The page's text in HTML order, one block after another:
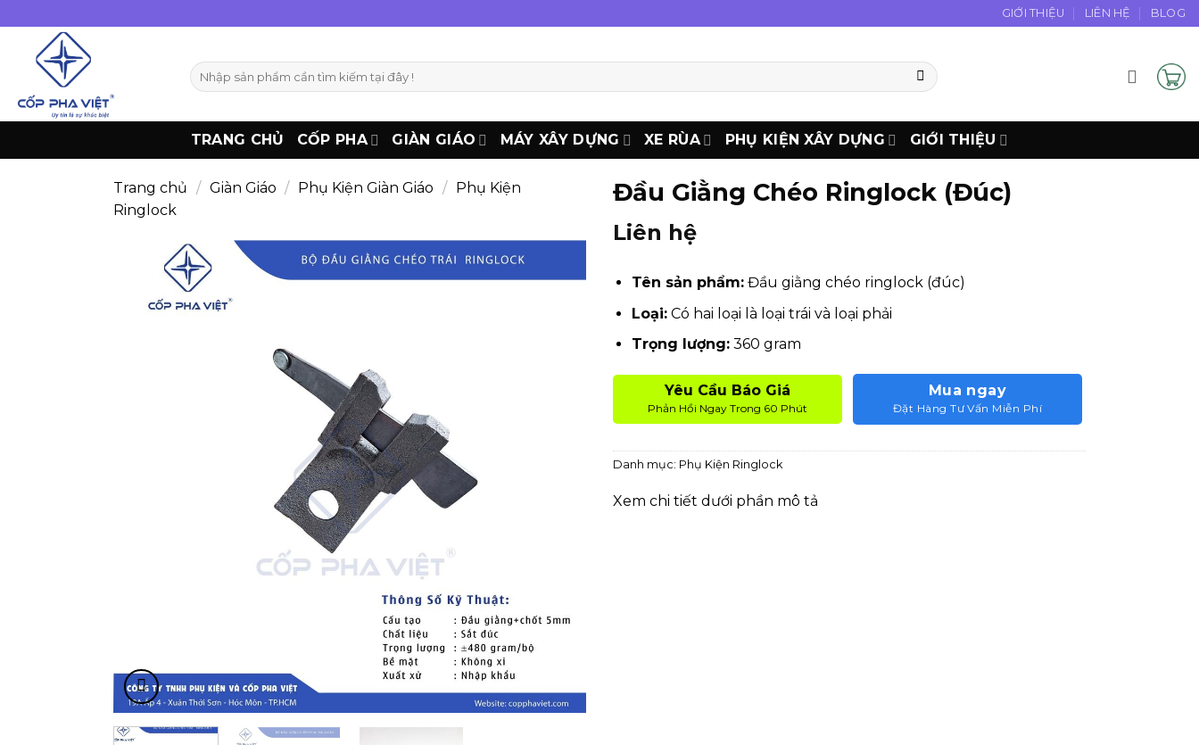
GIỚI THIỆU LIÊN HỆ BLOG
Tìm
kiếm:
TRANG CHỦ CỐP PHA GIÀN GIÁO MÁY XÂY DỰNG XE RÙA PHỤ KIỆN XÂY DỰNG GIỚI THIỆU
Trang chủ / Giàn Giáo / Phụ Kiện Giàn Giáo / Phụ Kiện
Ringlock
Đầu Giằng Chéo Ringlock (Đúc)
Liên hệ
Tên sản phẩm:Đầu giằng chéo ringlock (đúc)
Loại:Có hai loại là loại trái và loại phải
Trọng lượng:360 gram
Yêu Cầu Báo Giá
Phản Hồi Ngay Trong 60 Phút
Mua ngay
Đặt Hàng Tư Vấn Miễn Phí
Danh mục: Phụ Kiện Ringlock
Xem chi tiết dưới phần mô tả